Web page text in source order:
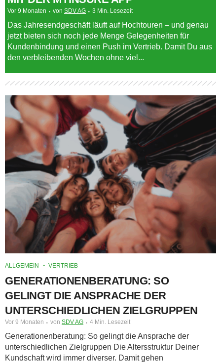
Vor 9 Monaten von SDV AG 3 Min. Lesezeit
Das Jahresendgeschäft läuft auf Hochtouren – und genau
jetzt bieten sich noch jede Menge Gelegenheiten für
Kundenbindung und einen Push im Vertrieb. Damit Du aus
den verbleibenden Wochen ohne viel...
ALLGEMEIN VERTRIEB
GENERATIONENBERATUNG: SO
GELINGT DIE ANSPRACHE DER
UNTERSCHIEDLICHEN ZIELGRUPPEN
Vor 9 Monaten von SDV AG 4 Min. Lesezeit
Generationenberatung: So gelingt die Ansprache der
unterschiedlichen Zielgruppen Die Altersstruktur Deiner
Kundschaft wird immer diverser. Damit gehen